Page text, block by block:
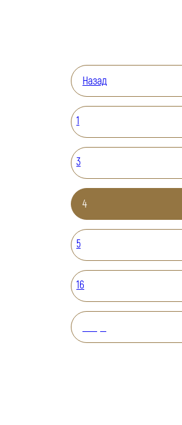
Назад
1
3
4
5
16